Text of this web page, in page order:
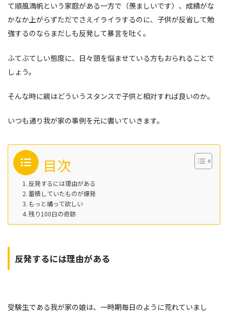
て順風満帆という家庭がある一方で（羨ましいです）、成績がな
かなか上がらずただでさえイライラするのに、子供が反省して勉
強するのならまだしも反発して暴言を吐く。
ふてぶてしい態度に、日々頭を悩ませている方もおられることで
しょう。
そんな時に親はどういうスタンスで子供と相対すれば良いのか。
いつも通り我が家の事例を元に書いていきます。
目次
反発するには理由がある
蓄積していたものが爆発
もっと構って欲しい
残り100日の奇跡
反発するには理由がある
受験生である我が家の娘は、一時期毎日のように荒れていまし